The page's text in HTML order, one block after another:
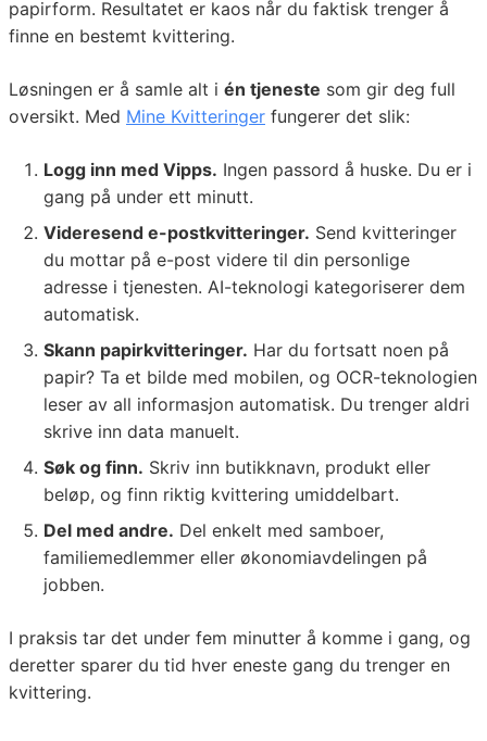
papirform. Resultatet er kaos når du faktisk trenger å
finne en bestemt kvittering.
Løsningen er å samle alt i én tjeneste som gir deg full
oversikt. Med Mine Kvitteringer fungerer det slik:
Logg inn med Vipps. Ingen passord å huske. Du er i
gang på under ett minutt.
Videresend e-postkvitteringer. Send kvitteringer
du mottar på e-post videre til din personlige
adresse i tjenesten. AI-teknologi kategoriserer dem
automatisk.
Skann papirkvitteringer. Har du fortsatt noen på
papir? Ta et bilde med mobilen, og OCR-teknologien
leser av all informasjon automatisk. Du trenger aldri
skrive inn data manuelt.
Søk og finn. Skriv inn butikknavn, produkt eller
beløp, og finn riktig kvittering umiddelbart.
Del med andre. Del enkelt med samboer,
familiemedlemmer eller økonomiavdelingen på
jobben.
I praksis tar det under fem minutter å komme i gang, og
deretter sparer du tid hver eneste gang du trenger en
kvittering.